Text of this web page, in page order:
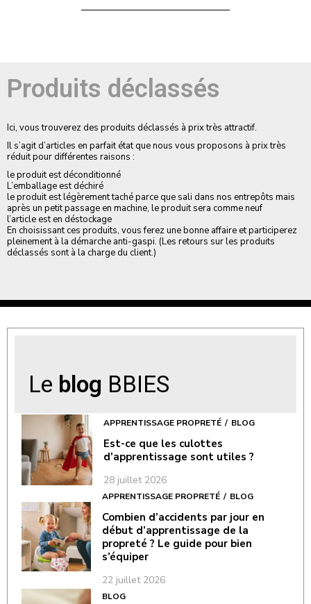
Produits déclassés
Ici, vous trouverez des produits déclassés à prix très attractif.
Il s’agit d’articles en parfait état que nous vous proposons à prix très
réduit pour différentes raisons :
le produit est déconditionné
L’emballage est déchiré
le produit est légèrement taché parce que sali dans nos entrepôts mais
après un petit passage en machine, le produit sera comme neuf
l’article est en déstockage
En choisissant ces produits, vous ferez une bonne affaire et participerez
pleinement à la démarche anti-gaspi. (Les retours sur les produits
déclassés sont à la charge du client.)
Le blog BBIES
APPRENTISSAGE PROPRETÉ BLOG
Est-ce que les culottes
d’apprentissage sont utiles ?
28 juillet 2026
APPRENTISSAGE PROPRETÉ BLOG
Combien d’accidents par jour en
début d’apprentissage de la
propreté ? Le guide pour bien
s’équiper
22 juillet 2026
BLOG